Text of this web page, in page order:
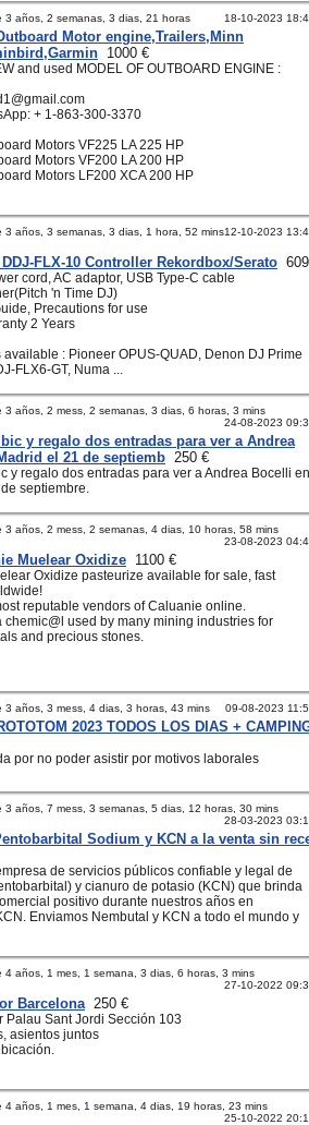
3 años, 2 semanas, 3 dias, 21 horas 18-10-2023
Motor engine,Trailers,Minn
1000 €
and used MODEL OF OUTBOARD ENGINE :
+ 1-863-300-3370
Motors VF225 LA 225 HP
Motors VF200 LA 200 HP
Motors LF200 XCA 200 HP
3 años, 3 semanas, 3 dias, 1 hora, 52 mins12-10-2023
FLX-10 Controller Rekordbox/Serato
cord, AC adaptor, USB Type-C cable
'n Time DJ)
Precautions for use
2 Years
available : Pioneer OPUS-QUAD, Denon DJ Prime
FLX6-GT, Numa ...
3 años, 2 mess, 2 semanas, 3 dias, 6 horas, 3 mins
24-08-2023
y regalo dos entradas para ver a Andrea
el 21 de septiemb 250 €
y regalo dos entradas para ver a Andrea Bocelli en
septiembre.
3 años, 2 mess, 2 semanas, 4 dias, 10 horas, 58 mins
23-08-2023
Muelear Oxidize 1100 €
Oxidize pasteurize available for sale, fast
reputable vendors of Caluanie online.
chemic@l used by many mining industries for
and precious stones.
3 años, 3 mess, 4 dias, 3 horas, 43 mins 09-08-2023
2023 TODOS LOS DIAS +
por no poder asistir por motivos laborales
3 años, 7 mess, 3 semanas, 5 dias, 12 horas, 30 mins
28-03-2023
Sodium y KCN a la venta sin
de servicios públicos confiable y legal de
y cianuro de potasio (KCN) que brinda
positivo durante nuestros años en
Enviamos Nembutal y KCN a todo el mundo y
4 años, 1 mes, 1 semana, 3 dias, 6 horas, 3 mins
27-10-2022
Barcelona250 €
Palau Sant Jordi Sección 103
asientos juntos
4 años, 1 mes, 1 semana, 4 dias, 19 horas, 23 mins
25-10-2022